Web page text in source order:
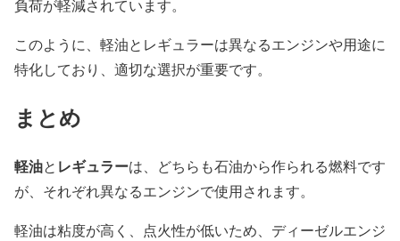
負荷が軽減されています。
このように、軽油とレギュラーは異なるエンジンや用途に
特化しており、適切な選択が重要です。
まとめ
軽油と レギュラーは、どちらも石油から作られる燃料です
が、それぞれ異なるエンジンで使用されます。
軽油は粘度が高く、点火性が低いため、ディーゼルエンジ